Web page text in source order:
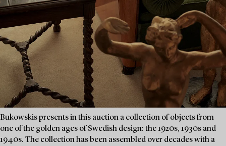
Bukowskis presents in this auction a collection of objects from
one of the golden ages of Swedish design: the 1920s, 1930s and
1940s. The collection has been assembled over decades with a